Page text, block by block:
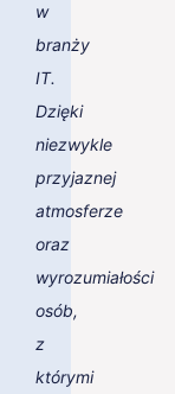
w
branży
IT.
Dzięki
niezwykle
przyjaznej
atmosferze
oraz
wyrozumiałości
osób,
z
którymi